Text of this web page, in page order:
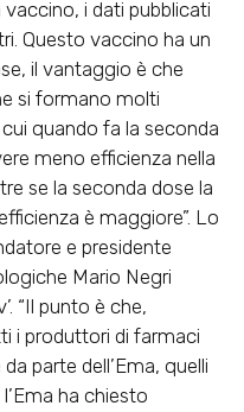
i dati pubblicati
Questo vaccino ha un
il vantaggio è che
si formano molti
quando fa la seconda
meno efficienza nella
se la seconda dose la
è maggiore”. Lo
e presidente
Mario Negri
“Il punto è che,
i produttori di farmaci
parte dell’Ema, quelli
ha chiesto